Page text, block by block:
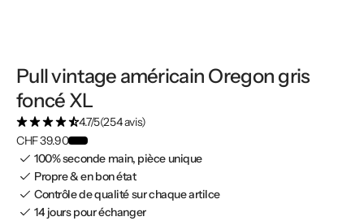
Pull vintage américain Oregon gris
foncé XL
4.7/5(254 avis)
CHF 39.90
100% seconde main, pièce unique
Propre & en bon état
Contrôle de qualité sur chaque artilce
14 jours pour échanger